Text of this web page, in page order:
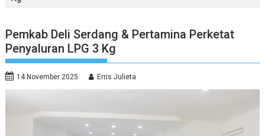
Pemkab Deli Serdang & Pertamina Perketat
Penyaluran LPG 3 Kg
14 November 2025 Erris Julieta